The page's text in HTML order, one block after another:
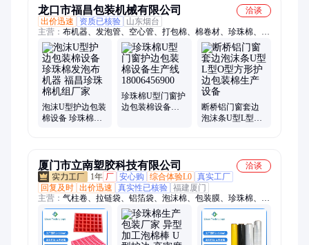
龙口市福昌包装机械有限公司
洽谈
出价迅速
资质已核验
山东烟台
主营： 布机器、发泡管、空心管、打包棉、棉卷材、珍珠棉、网
套机、网纹瓜、异型材、网袋机、托盘机、网设备、吹膜机、条
设备、打片机、果套机、挤出机、塑料棒、蛋托机、快餐盒、种
子托、角机器、发泡条、epe海绵、发泡网
泡沫U型护边包装
棉设备 珍珠棉发
珍珠棉U型门窗护
边包装棉设备生
断桥铝门窗套边
泡沫条U型L型O
厦门市立南塑胶科技有限公司
洽谈
1年 厂 安心购 综合体验L0 真实工厂
回复及时 出价迅速 真实性已核验 福建厦门
主营： 气柱卷、拉链袋、铝箔袋、泡沫棉、包装膜、珍珠棉、包
装袋、充气袋、食品袋、泡沫垫、缠绕膜、气枕袋、气泡柱、珠
光袋、信封袋、气泡垫、打包袋、塑料袋、真空袋、防水袋、气
泡片、物流袋、发泡袋、气泡袋、手提袋